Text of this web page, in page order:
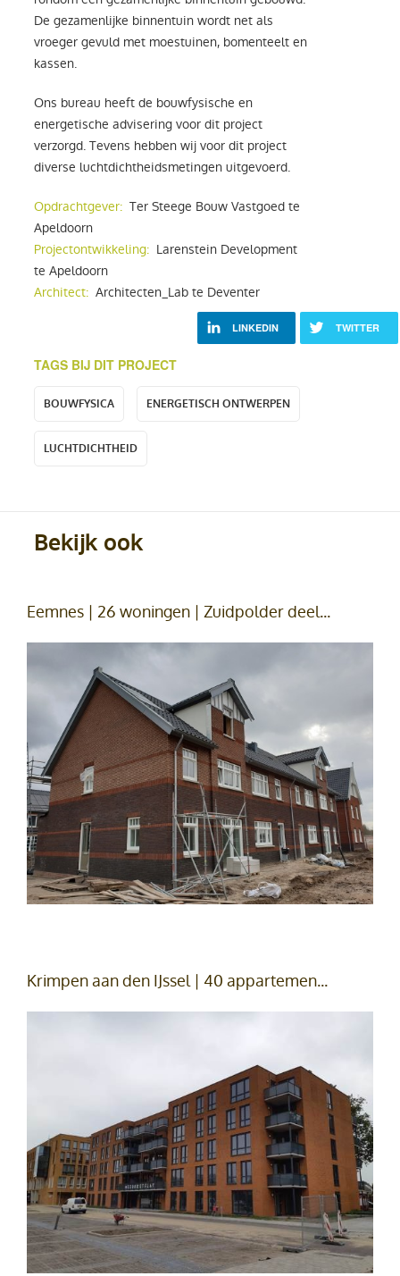
De gezamenlijke binnentuin wordt net als
vroeger gevuld met moestuinen, bomenteelt en
kassen.
Ons bureau heeft de bouwfysische en
energetische advisering voor dit project
verzorgd. Tevens hebben wij voor dit project
diverse luchtdichtheidsmetingen uitgevoerd.
Opdrachtgever: Ter Steege Bouw Vastgoed te
Apeldoorn
Projectontwikkeling: Larenstein Development
te Apeldoorn
Architect: Architecten_Lab te Deventer
LINKEDIN TWITTER
TAGS BIJ DIT PROJECT
BOUWFYSICA ENERGETISCH ONTWERPEN
LUCHTDICHTHEID
Bekijk ook
Eemnes | 26 woningen | Zuidpolder deel...
Krimpen aan den IJssel | 40 appartemen...